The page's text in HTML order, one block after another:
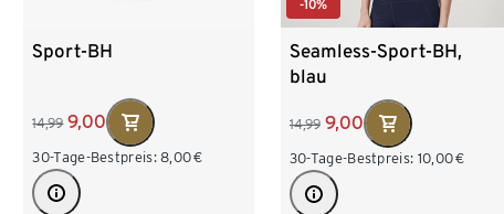
Sport-BH
14,99 9,00
30-Tage-Bestpreis: 8,00€
-10%
Seamless-Sport-BH,
blau
14,99 9,00
30-Tage-Bestpreis: 10,00€